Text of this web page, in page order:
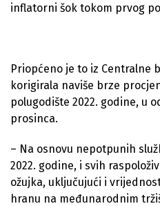
inflatorni šok tokom prvog
Priopćeno je to iz Centralne
korigirala naviše brze
polugodište 2022. godine, u
prosinca.
– Na osnovu nepotpunih
2022. godine, i svih
ožujka, uključujući i
hranu na međunarodnim